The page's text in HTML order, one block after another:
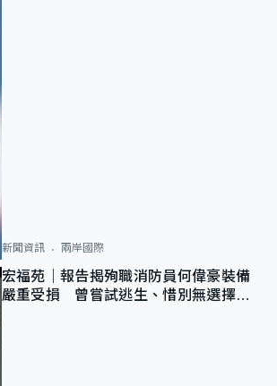
新聞資訊 兩岸國際
宏福苑｜報告揭殉職消防員何偉豪裝備
嚴重受損 曾嘗試逃生、惜別無選擇下